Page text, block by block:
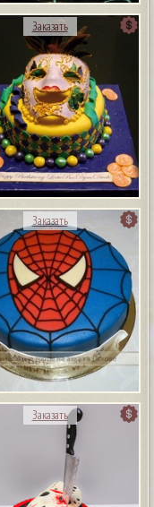
Заказать
Заказать
Заказать